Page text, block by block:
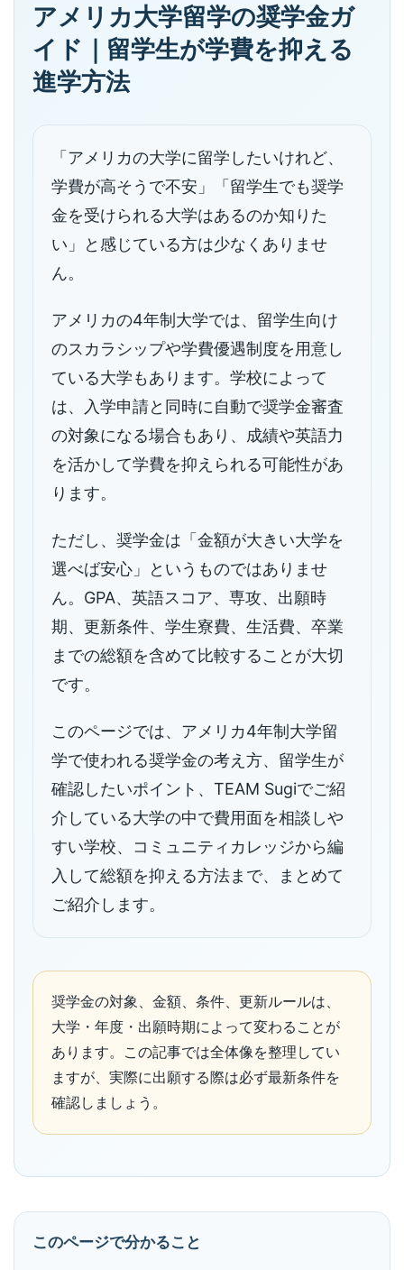
アメリカ大学留学の奨学金ガ
イド｜留学生が学費を抑える
進学方法
「アメリカの大学に留学したいけれど、
学費が高そうで不安」「留学生でも奨学
金を受けられる大学はあるのか知りた
い」と感じている方は少なくありませ
ん。
アメリカの4年制大学では、留学生向け
のスカラシップや学費優遇制度を用意し
ている大学もあります。学校によって
は、入学申請と同時に自動で奨学金審査
の対象になる場合もあり、成績や英語力
を活かして学費を抑えられる可能性があ
ります。
ただし、奨学金は「金額が大きい大学を
選べば安心」というものではありませ
ん。GPA、英語スコア、専攻、出願時
期、更新条件、学生寮費、生活費、卒業
までの総額を含めて比較することが大切
です。
このページでは、アメリカ4年制大学留
学で使われる奨学金の考え方、留学生が
確認したいポイント、TEAM Sugiでご紹
介している大学の中で費用面を相談しや
すい学校、コミュニティカレッジから編
入して総額を抑える方法まで、まとめて
ご紹介します。
奨学金の対象、金額、条件、更新ルールは、
大学・年度・出願時期によって変わることが
あります。この記事では全体像を整理してい
ますが、実際に出願する際は必ず最新条件を
確認しましょう。
このページで分かること